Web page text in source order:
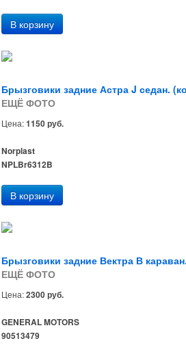
Брызговики задние Астра J седан.
ЕЩЁ ФОТО
Цена:1150 руб.
Norplast
NPLBr6312B
Брызговики задние Вектра В
ЕЩЁ ФОТО
Цена:2300 руб.
GENERAL MOTORS
90513479